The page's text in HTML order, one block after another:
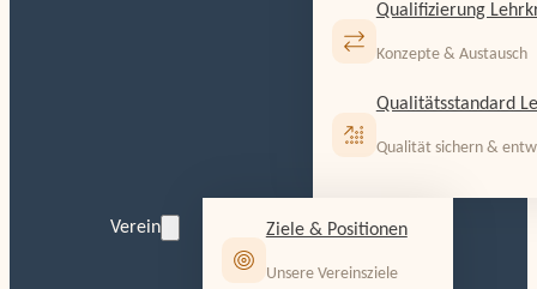
Qualifizierung
Konzepte & Austausch
Qualitätsstandard
Qualität sichern &
Verein Ziele & Positionen
Unsere Vereinsziele